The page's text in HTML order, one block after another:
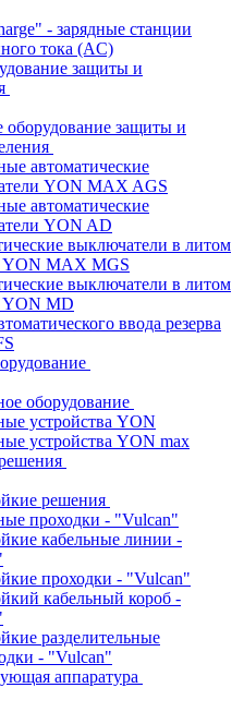
- зарядные станции
тока (AC)
защиты и
оборудование защиты и
автоматические
YON MAX AGS
автоматические
YON AD
выключатели в литом
YON MAX MGS
выключатели в литом
YON MD
ввода резерва
оборудование
устройства YON
устройства YON max
решения
проходки - "Vulcan"
кабельные линии -
проходки - "Vulcan"
кабельный короб -
разделительные
- "Vulcan"
аппаратура